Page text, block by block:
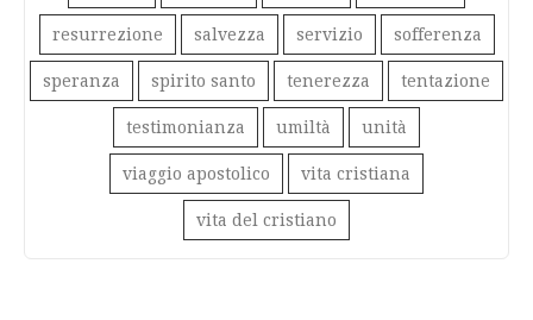
resurrezione salvezza servizio sofferenza
speranza spirito santo tenerezza tentazione
testimonianza umiltà unità
viaggio apostolico vita cristiana
vita del cristiano